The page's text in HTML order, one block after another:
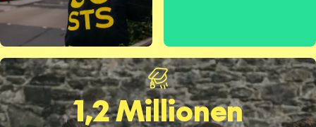
1,2 Millionen